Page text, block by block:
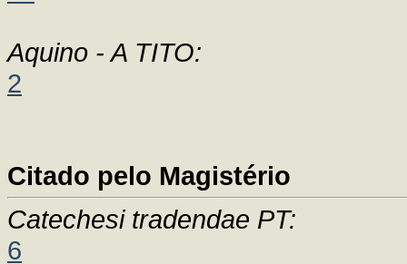
Aquino - A TITO:
2
Citado pelo Magistério
Catechesi tradendae PT:
6